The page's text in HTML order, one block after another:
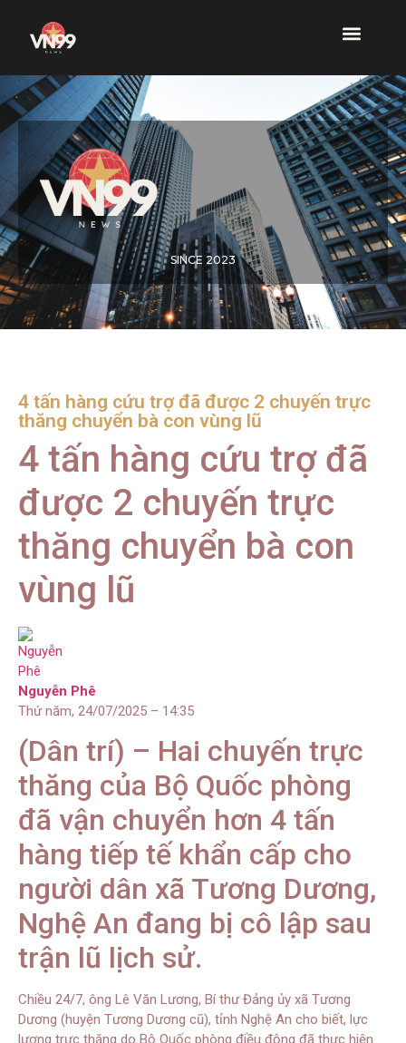
SINCE 2023
4 tấn hàng cứu trợ đã được 2 chuyến trực
thăng chuyển bà con vùng lũ
4 tấn hàng cứu trợ đã
được 2 chuyến trực
thăng chuyển bà con
vùng lũ
Nguyễn Phê
Thứ năm, 24/07/2025 – 14:35
(Dân trí) – Hai chuyến trực
thăng của Bộ Quốc phòng
đã vận chuyển hơn 4 tấn
hàng tiếp tế khẩn cấp cho
người dân xã Tương Dương,
Nghệ An đang bị cô lập sau
trận lũ lịch sử.
Chiều 24/7, ông Lê Văn Lương, Bí thư Đảng ủy xã Tương
Dương (huyện Tương Dương cũ), tỉnh Nghệ An cho biết, lực
lượng trực thăng do Bộ Quốc phòng điều động đã thực hiện